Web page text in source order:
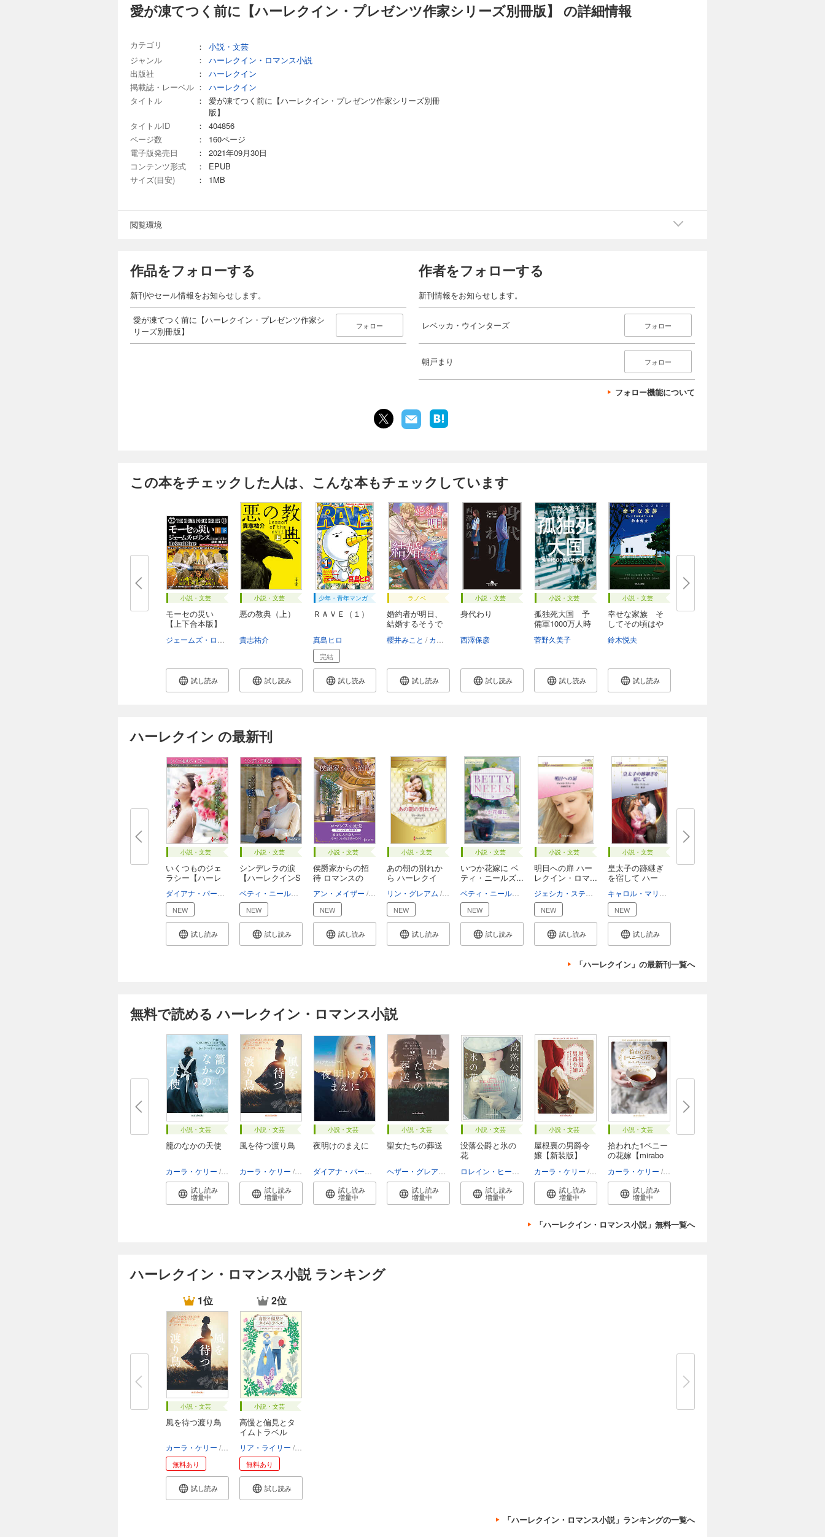
愛が凍てつく前に【ハーレクイン・プレゼンツ作家シリーズ別冊版】 の詳細情報
カテゴリ ：
小説・文芸
ジャンル
：
ハーレクイン・ロマンス小説
出版社
：
ハーレクイン
掲載誌・レーベル ：
ハーレクイン
タイトル
：
愛が凍てつく前に【ハーレクイン・プレゼンツ作家シリーズ別冊
版】
タイトルID
：
404856
ページ数
：
160ページ
電子版発売日
：
2021年09月30日
コンテンツ形式
：
EPUB
サイズ(目安)
： 1MB
閲覧環境
作品をフォローする
新刊やセール情報をお知らせします。
愛が凍てつく前に【ハーレクイン・プレゼンツ作家シ
リーズ別冊版】
フォロー
作者をフォローする
新刊情報をお知らせします。
レベッカ・ウインターズ フォロー
朝戸まり フォロー
フォロー機能について
この本をチェックした人は、こんな本もチェックしています
小説・文芸
モーセの災い
【上下合本版】
桑田健
試し読み
小説・文芸
悪の教典（上）
貴志祐介
試し読み
少年・青年マンガ
ＲＡＶＥ（１）
真島ヒロ
完結
試し読み
ラノベ
婚約者が明日、
結婚するそうで
櫻井みこと カズアキ
試し読み
小説・文芸
身代わり
西澤保彦
試し読み
小説・文芸
孤独死大国 予
備軍1000万人時
菅野久美子
試し読み
小説・文芸
幸せな家族 そ
してその頃はや
鈴木悦夫
試し読み
ハーレクイン の最新刊
小説・文芸
いくつものジェ
ラシー【ハーレ
村山汎子
NEW
試し読み
小説・文芸
シンデレラの涙
【ハーレクインS
古澤紅
NEW
試し読み
小説・文芸
侯爵家からの招
待 ロマンスの
アン・メイザー 有沢瞳子
NEW
試し読み
小説・文芸
あの朝の別れか
ら ハーレクイ
リン・グレアム 中野かれん
NEW
試し読み
小説・文芸
いつか花嫁に ベ
ティ・ニールズ...
江口美子
NEW
試し読み
小説・文芸
明日への扉 ハー
レクイン・ロマ...
古城裕子
NEW
試し読み
小説・文芸
皇太子の跡継ぎ
を宿して ハー
NEW
試し読み
「ハーレクイン」の最新刊一覧へ
無料で読める ハーレクイン・ロマンス小説
小説・文芸
籠のなかの天使
カーラ・ケリー 佐野晶
試し読み
増量中
小説・文芸
風を待つ渡り鳥
カーラ・ケリー 琴葉かいら
試し読み
増量中
小説・文芸
夜明けのまえに
泉智子
試し読み
増量中
小説・文芸
聖女たちの葬送
岡本香
試し読み
増量中
小説・文芸
没落公爵と氷の
花
さとう史緒
試し読み
増量中
小説・文芸
屋根裏の男爵令
嬢【新装版】
カーラ・ケリー 佐野晶
試し読み
増量中
小説・文芸
拾われた1ペニー
の花嫁【mirabo
カーラ・ケリー
試し読み
増量中
「ハーレクイン・ロマンス小説」無料一覧へ
ハーレクイン・ロマンス小説 ランキング
1位
小説・文芸
風を待つ渡り鳥
カーラ・ケリー 琴葉かいら
無料あり
試し読み
2位
小説・文芸
高慢と偏見とタ
イムトラベル
リア・ライリー
無料あり
試し読み
「ハーレクイン・ロマンス小説」ランキングの一覧へ